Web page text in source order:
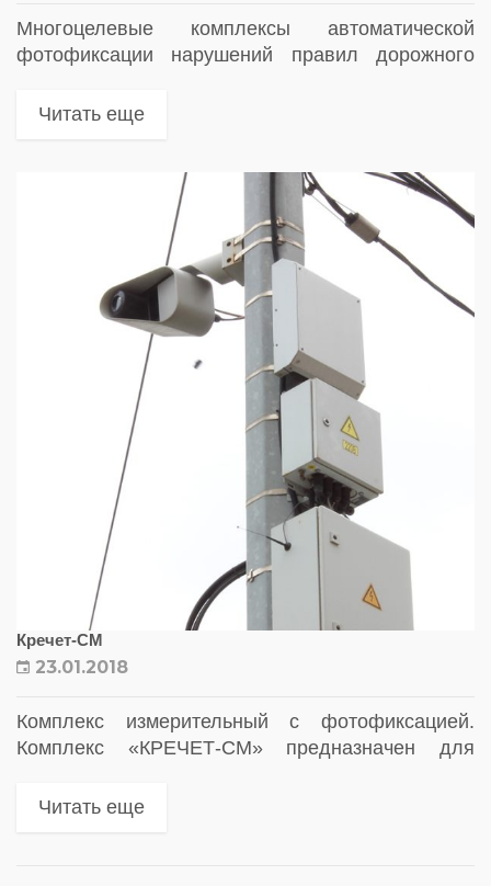
Многоцелевые комплексы автоматической
фотофиксации нарушений правил дорожного
Читать еще
Кречет-СМ
23.01.2018
Комплекс измерительный с фотофиксацией.
Комплекс «КРЕЧЕТ-СМ» предназначен для
дорожного движения. Основой комплекса
Читать еще